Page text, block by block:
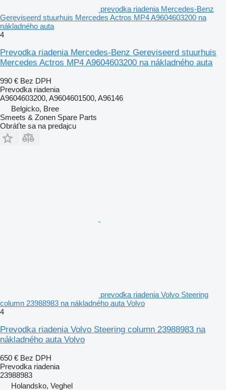
prevodka riadenia Mercedes-Benz
Gereviseerd stuurhuis Mercedes Actros MP4 A9604603200 na
nákladného auta
4
Prevodka riadenia Mercedes-Benz Gereviseerd stuurhuis
Mercedes Actros MP4 A9604603200 na nákladného auta
990 € Bez DPH
Prevodka riadenia
A9604603200, A9604601500, A96146
Belgicko, Bree
Smeets & Zonen Spare Parts
Obráťte sa na predajcu
prevodka riadenia Volvo Steering
column 23988983 na nákladného auta Volvo
4
Prevodka riadenia Volvo Steering column 23988983 na
nákladného auta Volvo
650 € Bez DPH
Prevodka riadenia
23988983
Holandsko, Veghel